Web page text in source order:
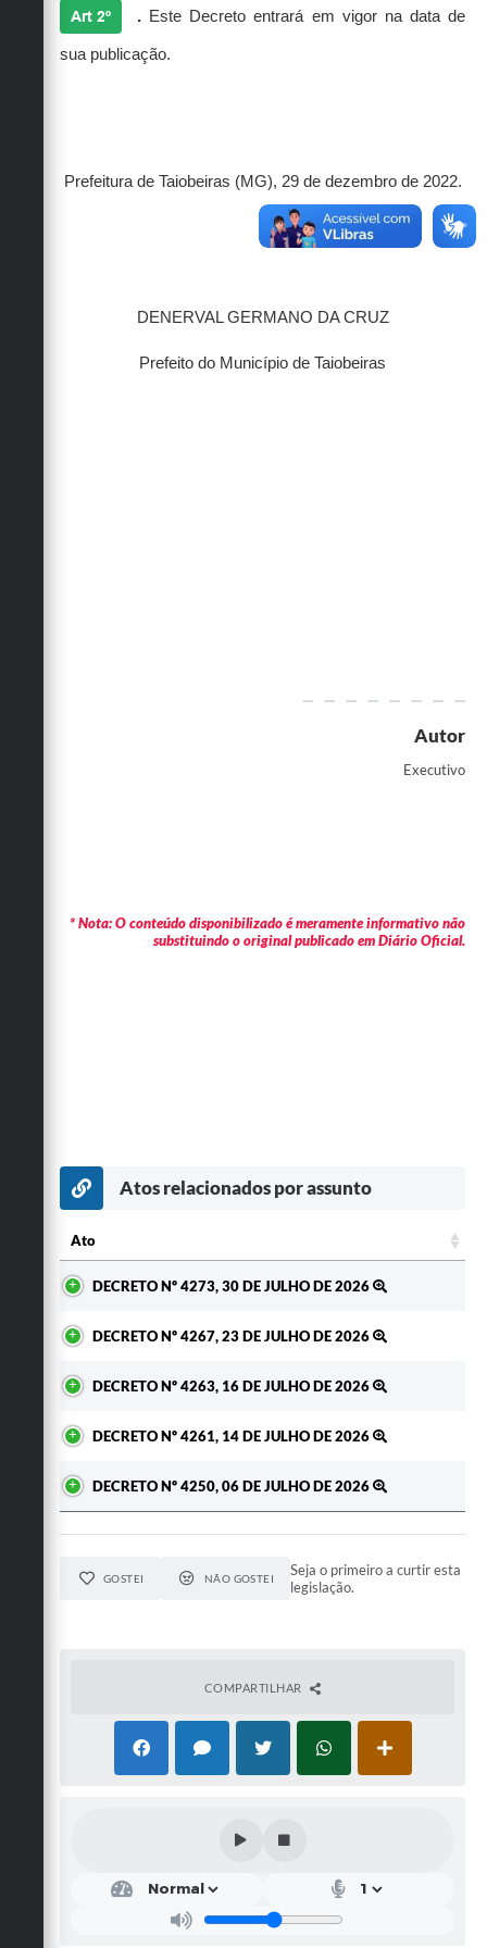
Art 2º . Este Decreto entrará em vigor na data de
sua publicação.
Prefeitura de Taiobeiras (MG), 29 de dezembro de 2022.
DENERVAL GERMANO DA CRUZ
Prefeito do Município de Taiobeiras
Autor
Executivo
* Nota: O conteúdo disponibilizado é meramente informativo não
substituindo o original publicado em Diário Oficial.
Atos relacionados por assunto
Ato
DECRETO Nº 4273, 30 DE JULHO DE 2026
DECRETO Nº 4267, 23 DE JULHO DE 2026
DECRETO Nº 4263, 16 DE JULHO DE 2026
DECRETO Nº 4261, 14 DE JULHO DE 2026
DECRETO Nº 4250, 06 DE JULHO DE 2026
GOSTEI NÃO GOSTEI
Seja o primeiro a curtir esta
legislação.
COMPARTILHAR